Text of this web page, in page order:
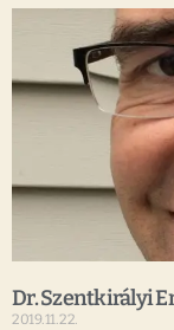
Dr. Szentkirályi
2019.11.22.